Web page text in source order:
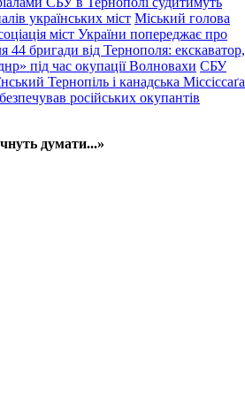
українських міст Міський голова
міст України попереджає про
44 бригади від Тернополя: екскаватор,
під час окупації Волновахи СБУ
Тернопіль і канадська Міссіссаґа
російських окупантів
думати...»